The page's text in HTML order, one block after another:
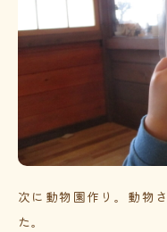
次に動物園作り。動物
た。